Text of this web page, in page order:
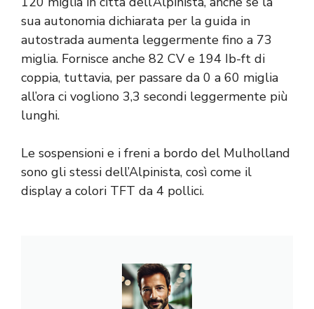
sua autonomia dichiarata per la guida in
autostrada aumenta leggermente fino a 73
miglia. Fornisce anche 82 CV e 194 Ib-ft di
coppia, tuttavia, per passare da 0 a 60 miglia
all’ora ci vogliono 3,3 secondi leggermente più
lunghi.
Le sospensioni e i freni a bordo del Mulholland
sono gli stessi dell’Alpinista, così come il
display a colori TFT da 4 pollici.